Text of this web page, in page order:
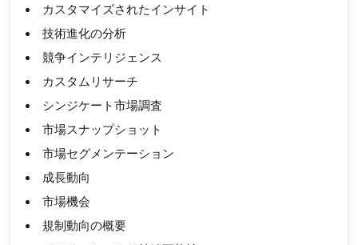
カスタマイズされたインサイト
技術進化の分析
競争インテリジェンス
カスタムリサーチ
シンジケート市場調査
市場スナップショット
市場セグメンテーション
成長動向
市場機会
規制動向の概要